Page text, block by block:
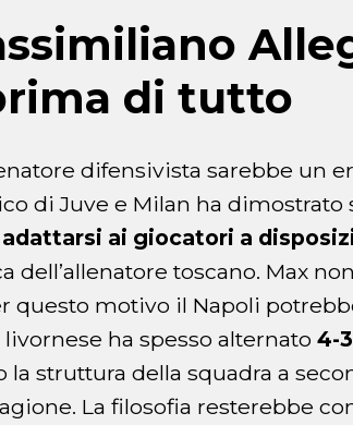
di tutto
difensivista sarebbe un
di Juve e Milan ha
ai giocatori a
toscano. Max
questo motivo il Napoli
ha spesso alternato 4-
la struttura della squadra a
La filosofia resterebbe